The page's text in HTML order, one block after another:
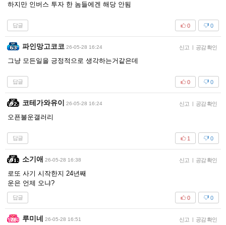
하지만 인버스 투자 한 놈들에겐 해당 안됨
답글 0
0
파인망고코코 26-05-28 16:24 신고 | 공감 확인
그냥 모든일을 긍정적으로 생각하는거같은데
답글 0
0
코테가와유이 26-05-28 16:24 신고 | 공감 확인
오픈불운갤러리
답글 0
1
소기애 26-05-28 16:38 신고 | 공감 확인
로또 사기 시작한지 24년째
운은 언제 오냐?
답글 0
0
루미네 26-05-28 16:51 신고 | 공감 확인